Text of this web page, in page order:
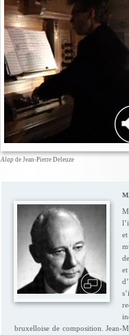
Alap de Jean-Pierre Deleuze
bruxelloise de composition. Jean-